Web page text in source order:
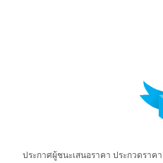
ประกาศผู้ชนะเสนอราคา ประกวดราค